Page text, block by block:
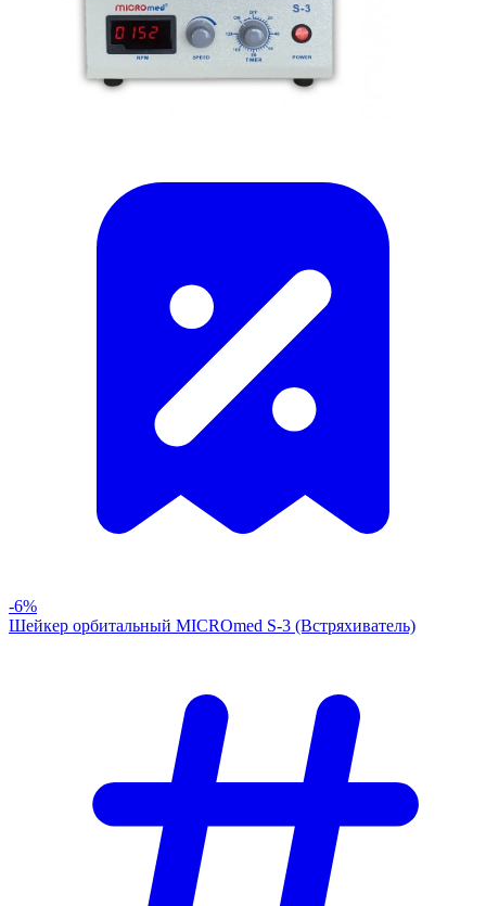
-6%
Шейкер орбитальный MICROmed S-3 (Встряхиватель)